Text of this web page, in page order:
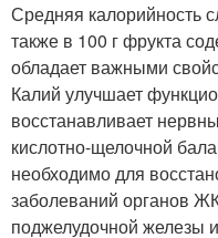
Средняя калорийность
также в 100 г фрукта
обладает важными
Калий улучшает
восстанавливает
кислотно-щелочной
необходимо для
заболеваний органов
поджелудочной железы